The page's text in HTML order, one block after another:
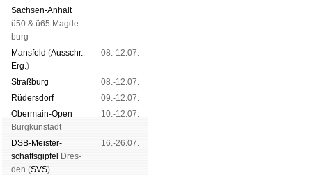
Sach­sen-An­halt
ü50 & ü65 Mag­de­
burg
Mans­feld (Aus­schr.,
Erg.)
08.-12.07.
Straß­burg
08.-12.07.
Rüders­dorf
09.-12.07.
Ober­main-Open
Burg­kun­stadt
10.-12.07.
DSB-Meister­
schafts­gipfel
Dres­
den (SVS)
16.-26.07.